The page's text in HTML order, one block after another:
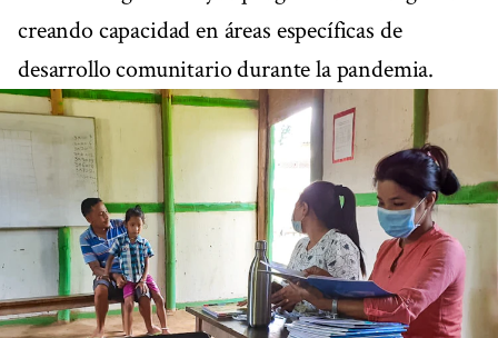
creando capacidad en áreas específicas de
desarrollo comunitario durante la pandemia.